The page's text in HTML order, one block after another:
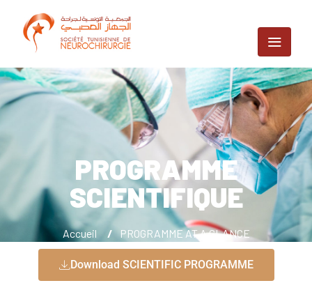
PROGRAMME
SCIENTIFIQUE
Accueil / PROGRAMME AT A GLANCE
Download SCIENTIFIC PROGRAMME